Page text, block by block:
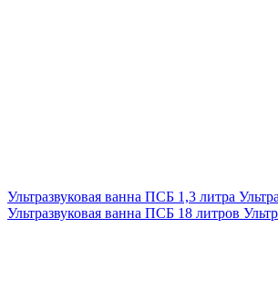
Ультразвуковая ванна ПСБ 1,3 литра
Ультразвуковая ванна ПСБ 18 литров